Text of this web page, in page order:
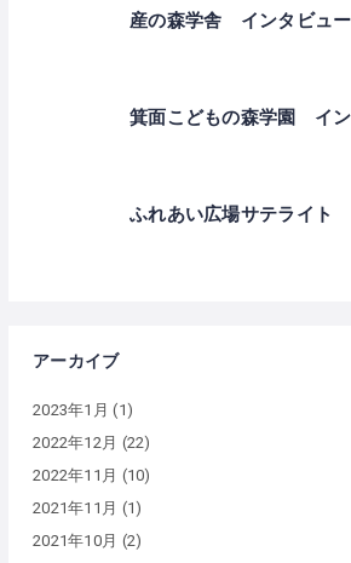
産の森学舎 インタビュー
箕面こどもの森学園 イ
ふれあい広場サテライト
アーカイブ
2023年1月 (1)
2022年12月 (22)
2022年11月 (10)
2021年11月 (1)
2021年10月 (2)